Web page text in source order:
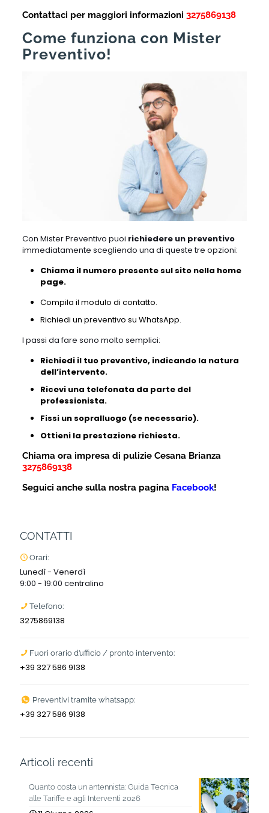
Contattaci per maggiori informazioni 3275869138
Come funziona con Mister
Preventivo!
Con Mister Preventivo puoi richiedere un preventivo
immediatamente scegliendo una di queste tre opzioni:
Chiama il numero presente sul sito nella home
page.
Compila il modulo di contatto.
Richiedi un preventivo su WhatsApp.
I passi da fare sono molto semplici:
Richiedi il tuo preventivo, indicando la natura
dell’intervento.
Ricevi una telefonata da parte del
professionista.
Fissi un sopralluogo (se necessario).
Ottieni la prestazione richiesta.
Chiama ora impresa di pulizie Cesana Brianza
3275869138
Seguici anche sulla nostra pagina Facebook!
CONTATTI
Orari:
Lunedì - Venerdì
9:00 - 19:00 centralino
Telefono:
3275869138
Fuori orario d’ufficio / pronto intervento:
+39 327 586 9138
Preventivi tramite whatsapp:
+39 327 586 9138
Articoli recenti
Quanto costa un antennista: Guida Tecnica
alle Tariffe e agli Interventi 2026